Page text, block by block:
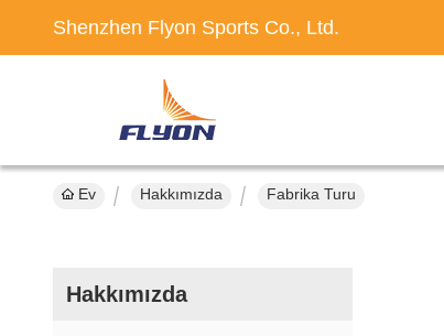
Shenzhen Flyon Sports Co., Ltd.
Ev Hakkımızda Fabrika Turu
Hakkımızda